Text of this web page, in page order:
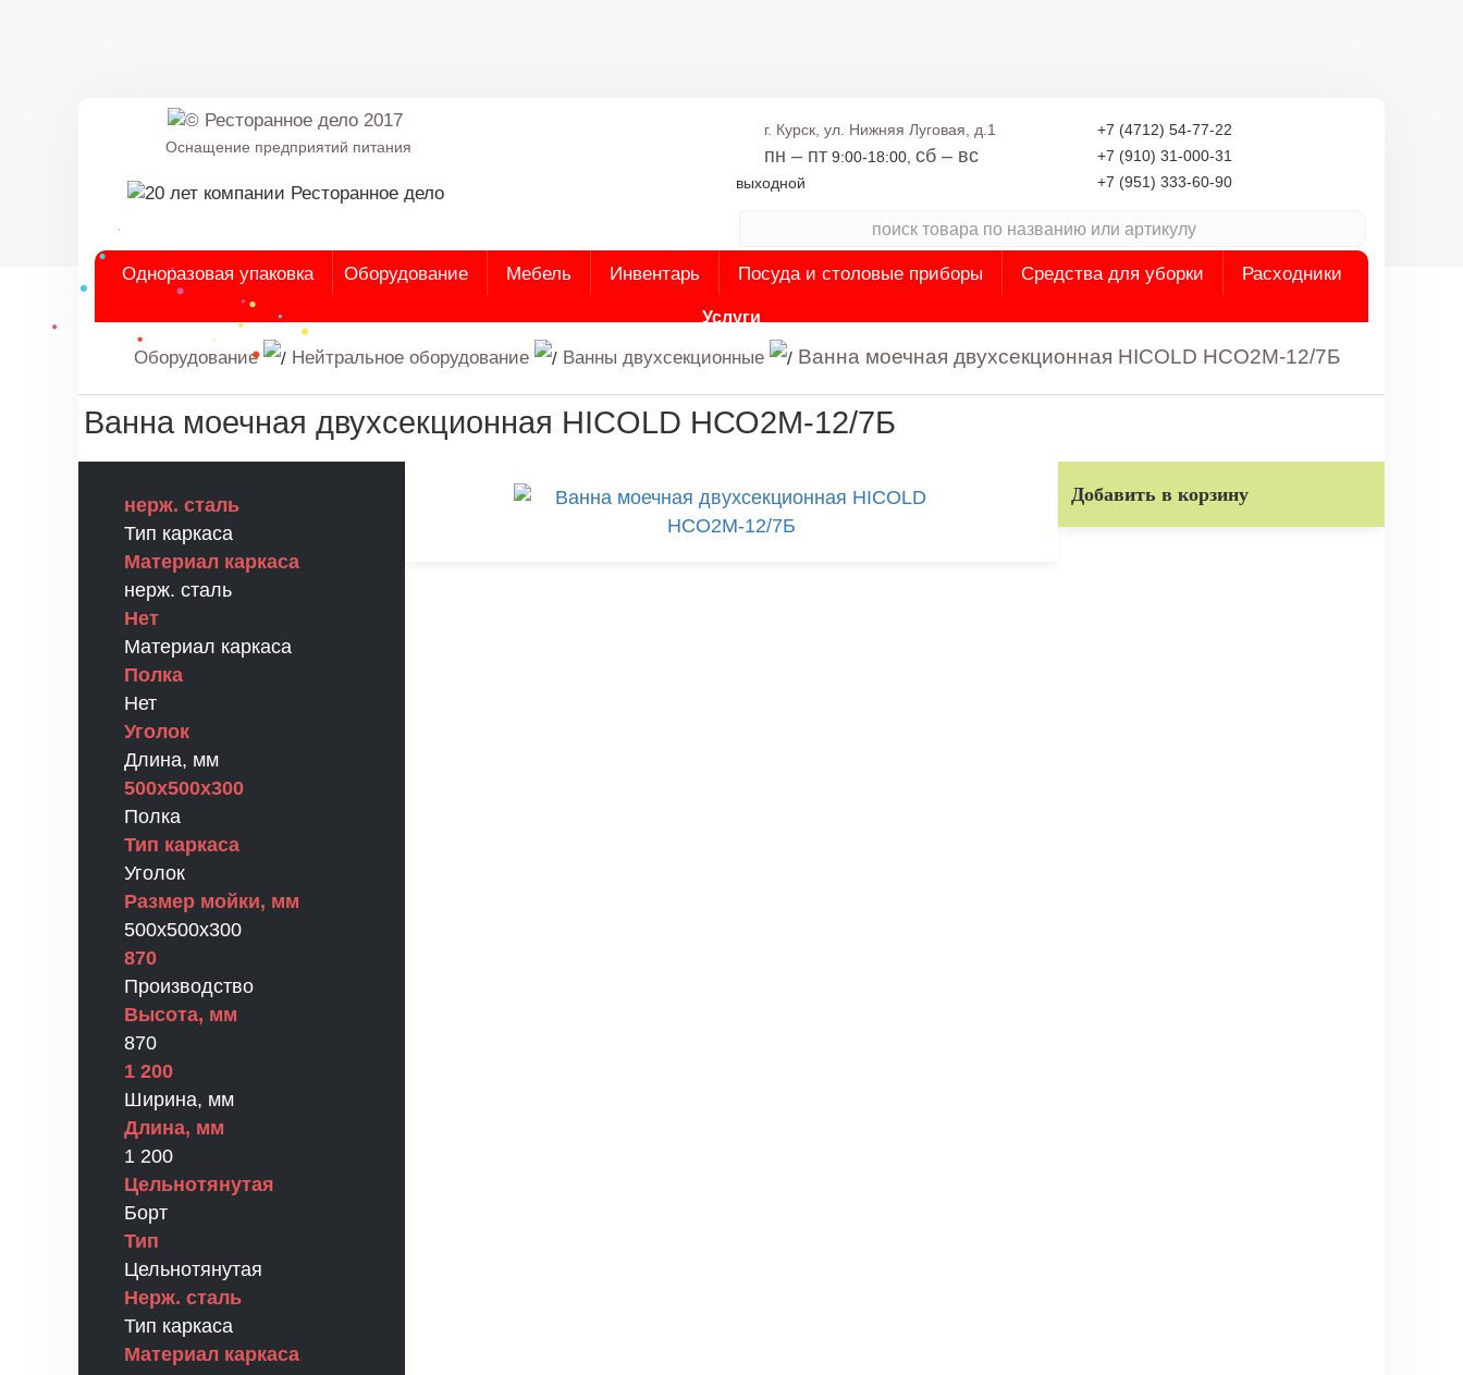
Оснащение предприятий питания
г. Курск, ул. Нижняя Луговая, д.1
пн – пт9:00-18:00, сб – вс
выходной
+7 (4712) 54-77-22
+7 (910) 31-000-31
+7 (951) 333-60-90
Одноразовая упаковка Оборудование Мебель Инвентарь Посуда и столовые приборы Средства для уборки Расходники
Услуги
Оборудование Нейтральное оборудование Ванны двухсекционные Ванна моечная двухсекционная HICOLD НСО2М-12/7Б
Ванна моечная двухсекционная HICOLD НСО2М-12/7Б
нерж. сталь
Тип каркаса
Материал каркаса
нерж. сталь
Нет
Материал каркаса
Полка
Нет
Уголок
Длина, мм
500х500х300
Полка
Тип каркаса
Уголок
Размер мойки, мм
500х500х300
870
Производство
Высота, мм
870
1 200
Ширина, мм
Длина, мм
1 200
Цельнотянутая
Борт
Тип
Цельнотянутая
Нерж. сталь
Тип каркаса
Материал каркаса
Добавить в корзину